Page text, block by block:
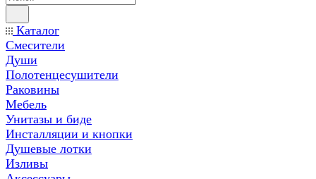
Каталог
Смесители
Души
Полотенцесушители
Раковины
Мебель
Унитазы и биде
Инсталляции и кнопки
Душевые лотки
Изливы